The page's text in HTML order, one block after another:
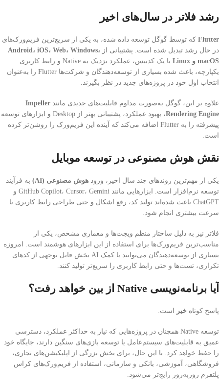
رشد فلاتر در سال‌های اخیر
Flutter که توسط گوگل توسعه داده شده، به یکی از سریع‌ترین فریم‌ورک‌های
در حال رشد تبدیل شده است. پشتیبانی از Android، iOS، Web، Windows،
macOS و Linux
با یک کدبیس، عملکرد نزدیک به Native و رابط کاربری
یکپارچه، باعث شده بسیاری از توسعه‌دهندگان و شرکت‌ها Flutter را به‌عنوان
انتخاب اول خود در پروژه‌های جدید در نظر بگیرند.
علاوه بر این، گوگل به‌صورت مداوم قابلیت‌های جدیدی مانند Impeller
Rendering Engine
، بهبود عملکرد، پشتیبانی بهتر از Desktop و ابزارهای توسعه
پیشرفته را به Flutter اضافه می‌کند که آینده این فریم‌ورک را روشن‌تر کرده
است.
نقش هوش مصنوعی در توسعه موبایل
یکی از مهم‌ترین روندهای چند سال اخیر، ورود هوش مصنوعی (AI)
به فرآیند
توسعه نرم‌افزار است. ابزارهایی مانند GitHub Copilot، Cursor، Gemini و
ChatGPT باعث شده‌اند تولید کد، رفع اشکال و حتی طراحی رابط کاربری با
سرعت بیشتری انجام شود.
فلاتر نیز به دلیل ساختار منظم ویجت‌ها و معماری مشخص، یکی از
مناسب‌ترین فریم‌ورک‌ها برای استفاده از این ابزارهای هوشمند است. امروزه
بسیاری از توسعه‌دهندگان می‌توانند با کمک AI بخش قابل توجهی از کدهای
تکراری، تست‌ها و حتی رابط کاربری را سریع‌تر تولید کنند.
آیا برنامه‌نویسی Native از بین خواهد رفت؟
پاسخ کوتاه خیر است.
توسعه Native همچنان در پروژه‌هایی که نیاز به حداکثر عملکرد، دسترسی
عمیق به قابلیت‌های سیستم‌عامل یا توسعه بازی‌های سنگین دارند، جایگاه خود
را حفظ خواهد کرد. با این حال، برای بخش بزرگی از اپلیکیشن‌های تجاری،
فروشگاهی، آموزشی، بانکی و سازمانی، استفاده از فریم‌ورک‌های کراس
پلتفرم روزبه‌روز رایج‌تر می‌شود.